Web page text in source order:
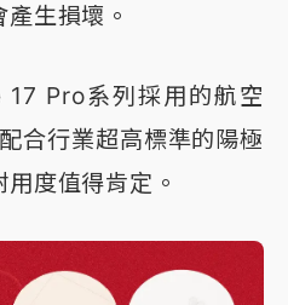
生損壞。
Pro系列採用的航空
合行業超高標準的陽極
度值得肯定。